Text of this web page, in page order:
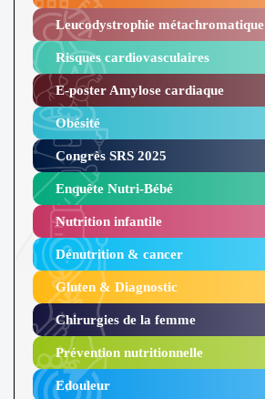
Leucodystrophie métachromatique
Risques cardiovasculaires
E-poster Amylose cardiaque ​
Obésité ​
Congrès SRS 2025 ​
Enquête Nutri-Bébé ​
Nutrition infantile
Dénutrition & cancer
Gluten & Diagnostic
Chirurgies de la femme
Prévention nutritionnelle
Edouleur​